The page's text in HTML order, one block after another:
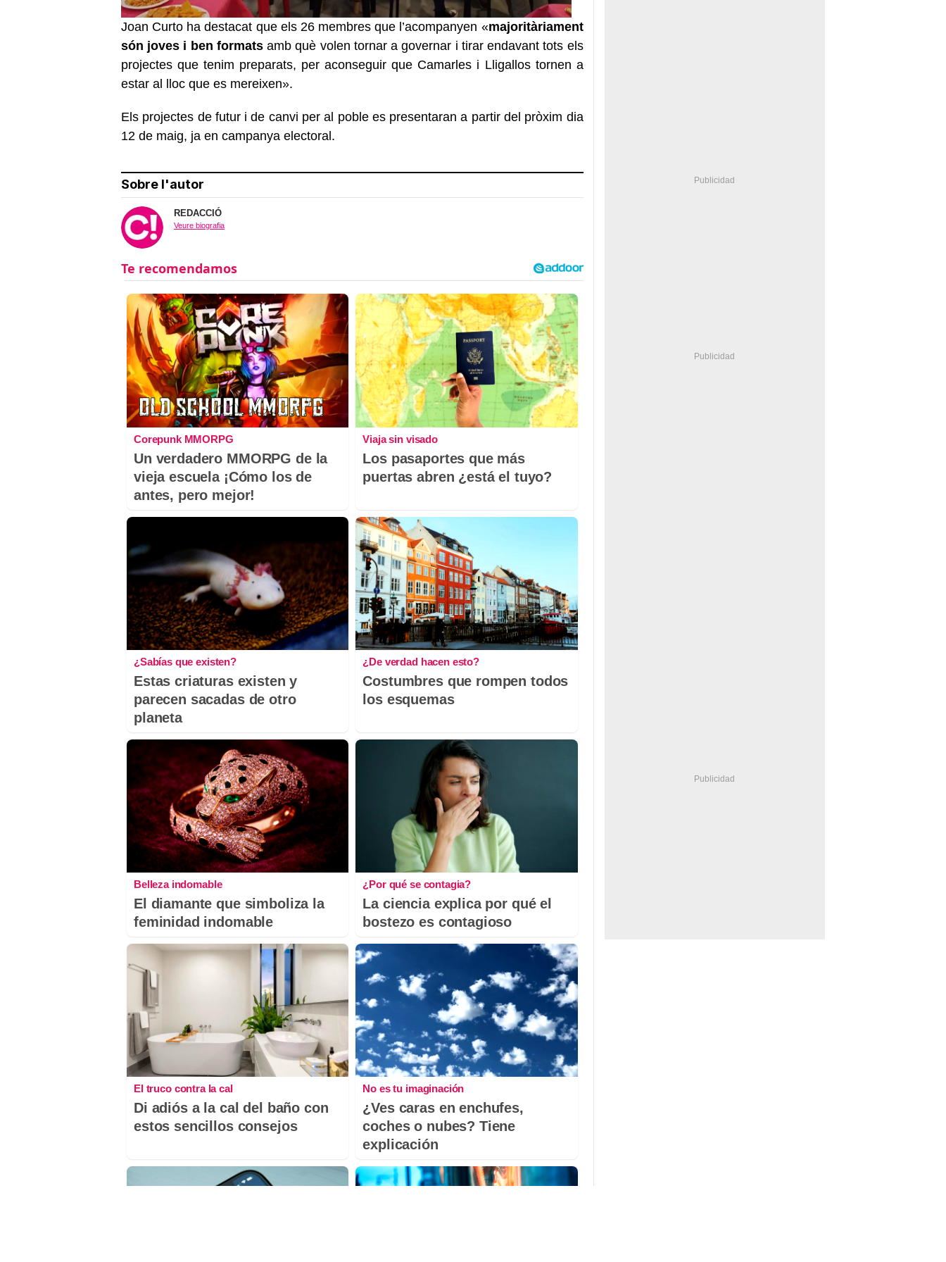
Joan Curto ha destacat que els 26 membres que l’acompanyen «majoritàriament
són joves i ben formatsamb què volen tornar a governar i tirar endavant tots els
projectes que tenim preparats, per aconseguir que Camarles i Lligallos tornen a
estar al lloc que es mereixen».
Els projectes de futur i de canvi per al poble es presentaran a partir del pròxim dia
12 de maig, ja en campanya electoral.
Sobre l'autor
REDACCIÓ
Veure biografia
Corepunk MMORPG
Un verdadero MMORPG de la
vieja escuela ¡Cómo los de
antes, pero mejor!
Viaja sin visado
Los pasaportes que más
puertas abren ¿está el tuyo?
¿Sabías que existen?
Estas criaturas existen y
parecen sacadas de otro
planeta
¿De verdad hacen esto?
Costumbres que rompen todos
los esquemas
Belleza indomable
El diamante que simboliza la
feminidad indomable
¿Por qué se contagia?
La ciencia explica por qué el
bostezo es contagioso
El truco contra la cal
Di adiós a la cal del baño con
estos sencillos consejos
No es tu imaginación
¿Ves caras en enchufes,
coches o nubes? Tiene
explicación